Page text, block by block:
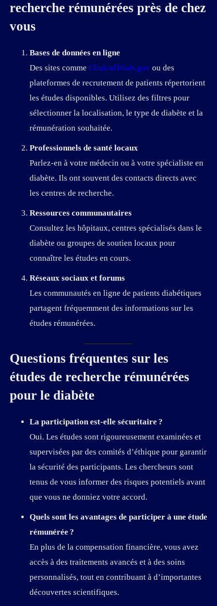
recherche rémunérées près de chez
vous
Bases de données en ligne
Des sites comme ClinicalTrials.gov ou des
plateformes de recrutement de patients répertorient
les études disponibles. Utilisez des filtres pour
sélectionner la localisation, le type de diabète et la
rémunération souhaitée.
Professionnels de santé locaux
Parlez-en à votre médecin ou à votre spécialiste en
diabète. Ils ont souvent des contacts directs avec
les centres de recherche.
Ressources communautaires
Consultez les hôpitaux, centres spécialisés dans le
diabète ou groupes de soutien locaux pour
connaître les études en cours.
Réseaux sociaux et forums
Les communautés en ligne de patients diabétiques
partagent fréquemment des informations sur les
études rémunérées.
Questions fréquentes sur les
études de recherche rémunérées
pour le diabète
La participation est-elle sécuritaire ?
Oui. Les études sont rigoureusement examinées et
supervisées par des comités d’éthique pour garantir
la sécurité des participants. Les chercheurs sont
tenus de vous informer des risques potentiels avant
que vous ne donniez votre accord.
Quels sont les avantages de participer à une étude
rémunérée ?
En plus de la compensation financière, vous avez
accès à des traitements avancés et à des soins
personnalisés, tout en contribuant à d’importantes
découvertes scientifiques.